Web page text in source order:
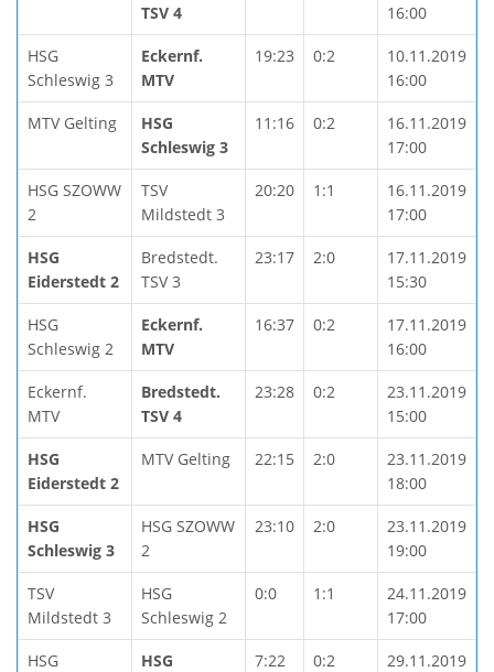
TSV 4
16:00
HSG
Schleswig 3
Eckernf.
MTV
19:23 0:2
10.11.2019
16:00
MTV Gelting
HSG
Schleswig 3
11:16 0:2
16.11.2019
17:00
HSG SZOWW
2
TSV
Mildstedt 3
20:20 1:1
16.11.2019
17:00
HSG
Eiderstedt 2
Bredstedt.
TSV 3
23:17 2:0
17.11.2019
15:30
HSG
Schleswig 2
Eckernf.
MTV
16:37 0:2
17.11.2019
16:00
Eckernf.
MTV
Bredstedt.
TSV 4
23:28 0:2
23.11.2019
15:00
HSG
Eiderstedt 2
MTV Gelting 22:15 2:0
23.11.2019
18:00
HSG
Schleswig 3
HSG SZOWW
2
23:10 2:0
23.11.2019
19:00
TSV
Mildstedt 3
HSG
Schleswig 2
0:0 1:1
24.11.2019
17:00
HSG
HSG
7:22 0:2
29.11.2019